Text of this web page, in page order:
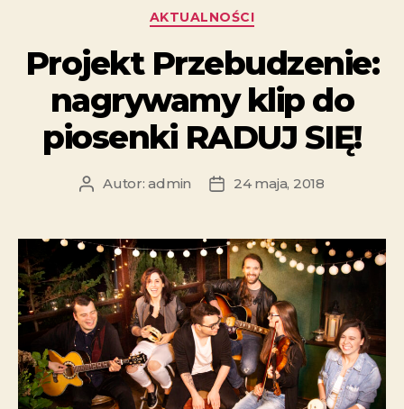
AKTUALNOŚCI
Projekt Przebudzenie:
nagrywamy klip do
piosenki RADUJ SIĘ!
Autor:admin 24 maja, 2018